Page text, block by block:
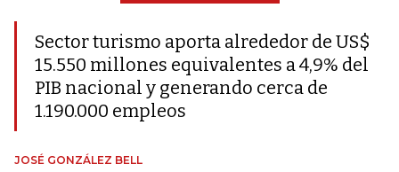
Sector turismo aporta alrededor de US$
15.550 millones equivalentes a 4,9% del
PIB nacional y generando cerca de
1.190.000 empleos
JOSÉ GONZÁLEZ BELL